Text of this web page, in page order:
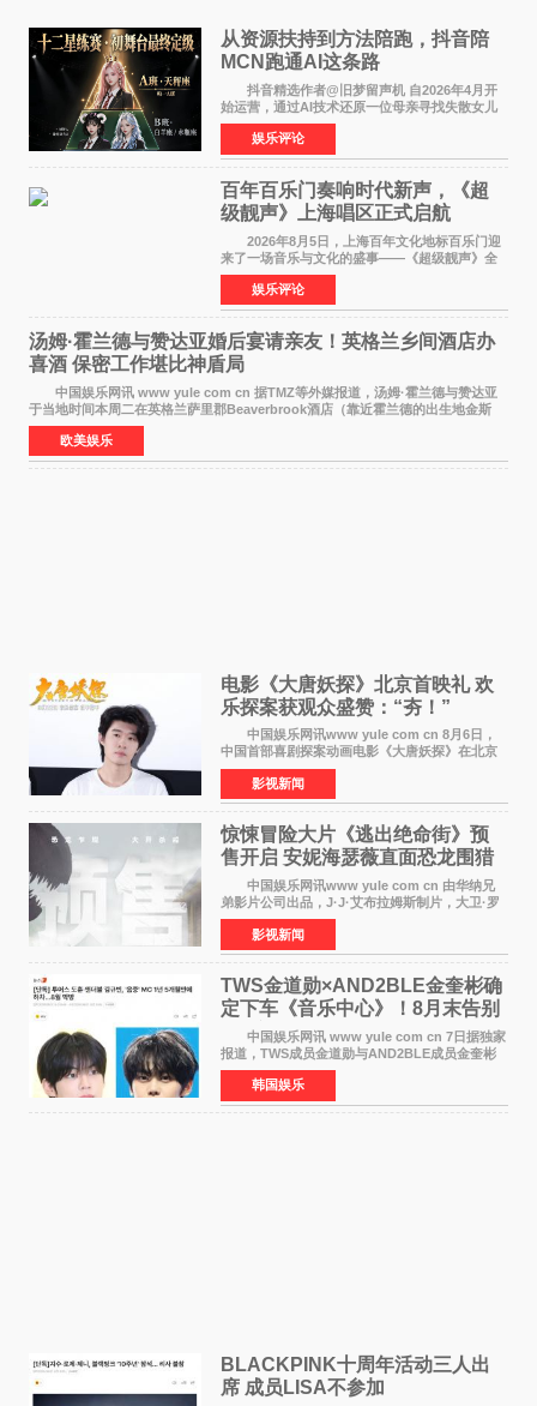
从资源扶持到方法陪跑，抖音陪
MCN跑通AI这条路
抖音精选作者@旧梦留声机 自2026年4月开
始运营，通过AI技术还原一位母亲寻找失散女儿
的故事，凭借强情感表达获得大量用户关注，发
布仅21小时便获得超1亿曝光、超1000万互动。
此后，账号持续沿
娱乐评论
百年百乐门奏响时代新声，《超
级靓声》上海唱区正式启航
2026年8月5日，上海百年文化地标百乐门迎
来了一场音乐与文化的盛事——《超级靓声》全
国励志音乐公益节目上海唱区新闻发布会暨启动
仪式在此隆重举行。各界领导、嘉宾与媒体朋友
齐聚一堂，共同
娱乐评论
汤姆·霍兰德与赞达亚婚后宴请亲友！英格兰乡间酒店办
喜酒 保密工作堪比神盾局
中国娱乐网讯 www yule com cn 据TMZ等外媒报道，汤姆·霍兰德与赞达亚
于当地时间本周二在英格兰萨里郡Beaverbrook酒店（靠近霍兰德的出生地金斯
顿）举办婚宴，邀请家人与朋友们喝喜酒，庆祝
欧美娱乐
电影《大唐妖探》北京首映礼 欢
乐探案获观众盛赞：“夯！”
中国娱乐网讯www yule com cn 8月6日，
中国首部喜剧探案动画电影《大唐妖探》在北京
举办电影首映礼。导演程腾、联合导演黄珉、总
制片人曹紫建、制片人李莹莹，配音导演张喆，
对白指导程寅，领
影视新闻
惊悚冒险大片《逃出绝命街》预
售开启 安妮海瑟薇直面恐龙围猎
中国娱乐网讯www yule com cn 由华纳兄
弟影片公司出品，J·J·艾布拉姆斯制片，大卫·罗
伯特·米切尔执导，好莱坞巨星安妮·海瑟薇和伊万
·麦克格雷格领衔主演的2026暑期惊悚冒险大片
《逃出绝
影视新闻
TWS金道勋×AND2BLE金奎彬确
定下车《音乐中心》！8月末告别
MC席位
中国娱乐网讯 www yule com cn 7日据独家
报道，TWS成员金道勋与AND2BLE成员金奎彬
将于8月离开《音乐中心》MC的位置。 金道
勋与金奎彬于去年3月与H2H A-NA一起被选为
《音乐中心》MC，约1
韩国娱乐
BLACKPINK十周年活动三人出
席 成员LISA不参加